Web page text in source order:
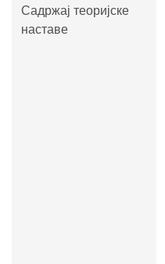
Садржај теоријске
наставе